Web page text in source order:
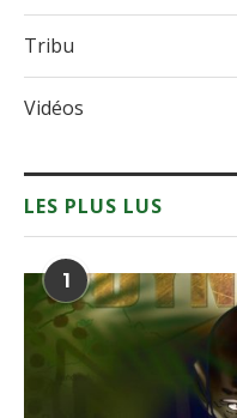
Tribu
Vidéos
LES PLUS LUS
1